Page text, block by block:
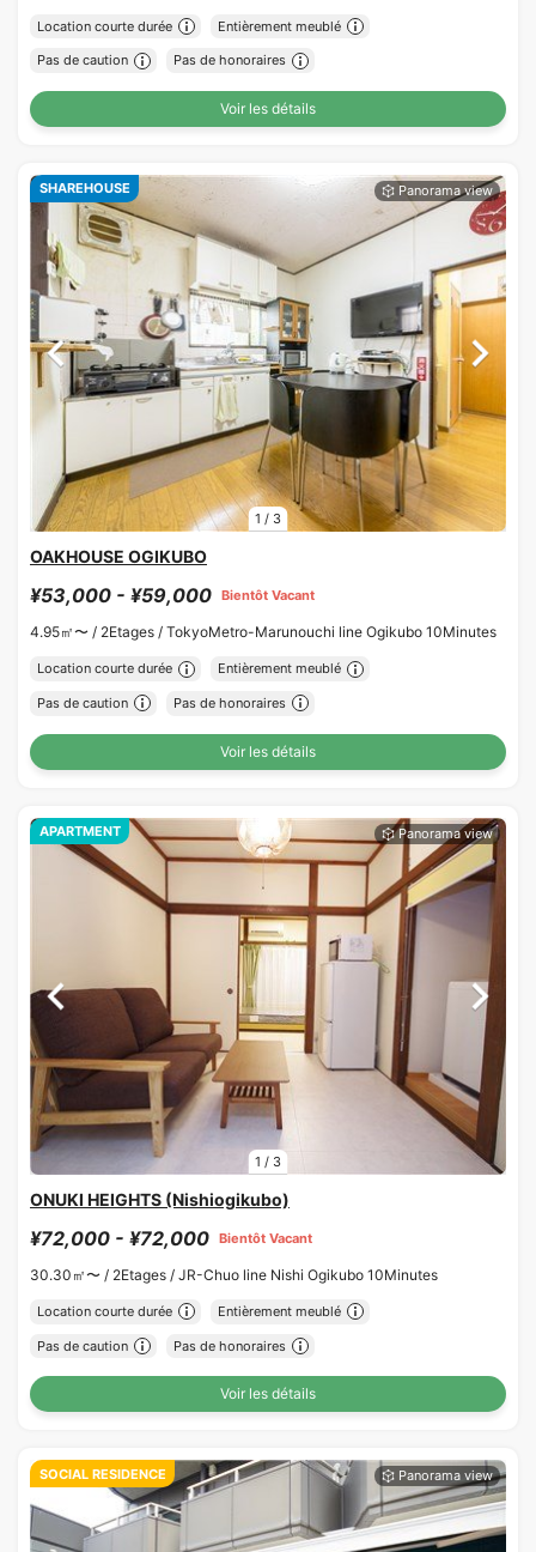
Location courte durée Entièrement meublé
Pas de caution Pas de honoraires
Voir les détails
1 / 3
SHAREHOUSE
OAKHOUSE OGIKUBO
¥53,000 - ¥59,000 Bientôt Vacant
4.95㎡〜 / 2Etages / TokyoMetro-Marunouchi line Ogikubo 10Minutes
Location courte durée Entièrement meublé
Pas de caution Pas de honoraires
Voir les détails
1 / 3
APARTMENT
ONUKI HEIGHTS (Nishiogikubo)
¥72,000 - ¥72,000 Bientôt Vacant
30.30㎡〜 / 2Etages / JR-Chuo line Nishi Ogikubo 10Minutes
Location courte durée Entièrement meublé
Pas de caution Pas de honoraires
Voir les détails
SOCIAL RESIDENCE